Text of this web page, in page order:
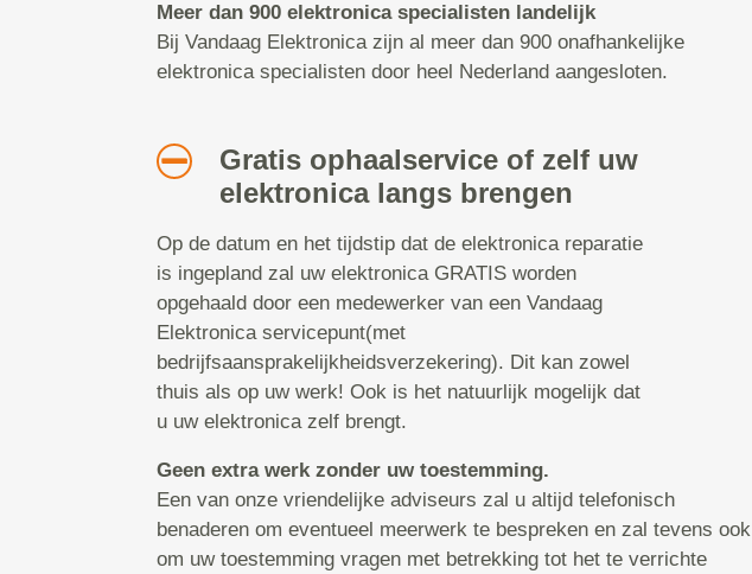
Meer dan 900 elektronica specialisten landelijk
Bij Vandaag Elektronica zijn al meer dan 900 onafhankelijke
elektronica specialisten door heel Nederland aangesloten.
Gratis ophaalservice of zelf uw
elektronica langs brengen
Op de datum en het tijdstip dat de elektronica reparatie
is ingepland zal uw elektronica GRATIS worden
opgehaald door een medewerker van een Vandaag
Elektronica servicepunt(met
bedrijfsaansprakelijkheidsverzekering). Dit kan zowel
thuis als op uw werk! Ook is het natuurlijk mogelijk dat
u uw elektronica zelf brengt.
Geen extra werk zonder uw toestemming.
Een van onze vriendelijke adviseurs zal u altijd telefonisch
benaderen om eventueel meerwerk te bespreken en zal tevens ook
om uw toestemming vragen met betrekking tot het te verrichte